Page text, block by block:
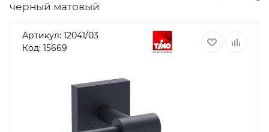
черный матовый
Артикул: 12041/03
Код: 15669